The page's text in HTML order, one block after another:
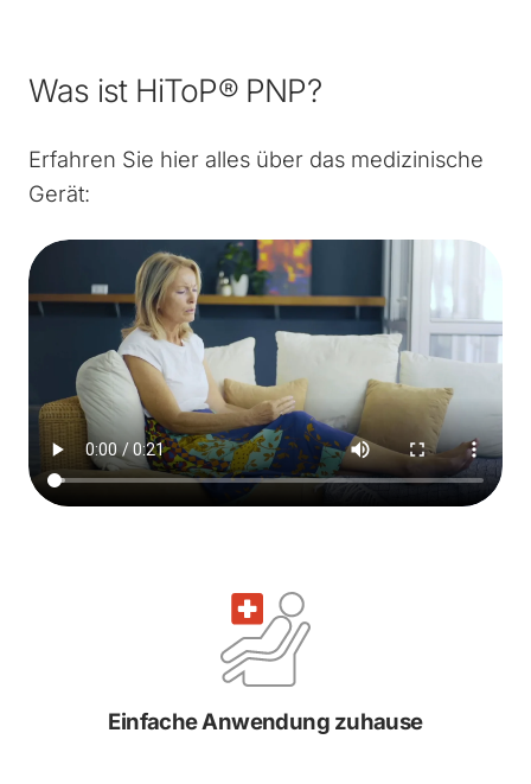
Was ist HiToP® PNP?
Erfahren Sie hier alles über das medizinische
Gerät:
Einfache Anwendung zuhause